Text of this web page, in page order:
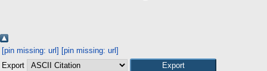
[pin missing: url] [pin missing: url]
Export